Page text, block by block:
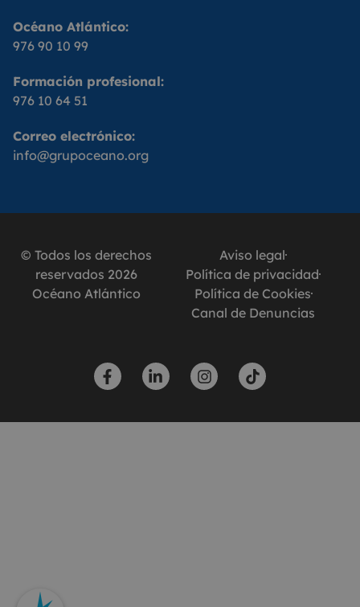
Océano Atlántico:
976 90 10 99
Formación profesional:
976 10 64 51
Correo electrónico:
info@grupoceano.org
© Todos los derechos
reservados 2026
Océano Atlántico
Aviso legal
Política de privacidad
Política de Cookies
Canal de Denuncias